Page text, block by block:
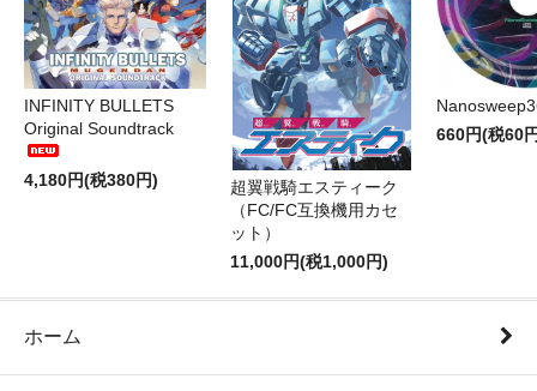
INFINITY BULLETS
Original Soundtrack
4,180円(税380円)
超翼戦騎エスティーク
（FC/FC互換機用カセ
ット）
11,000円(税1,000円)
660円(税60
ホーム